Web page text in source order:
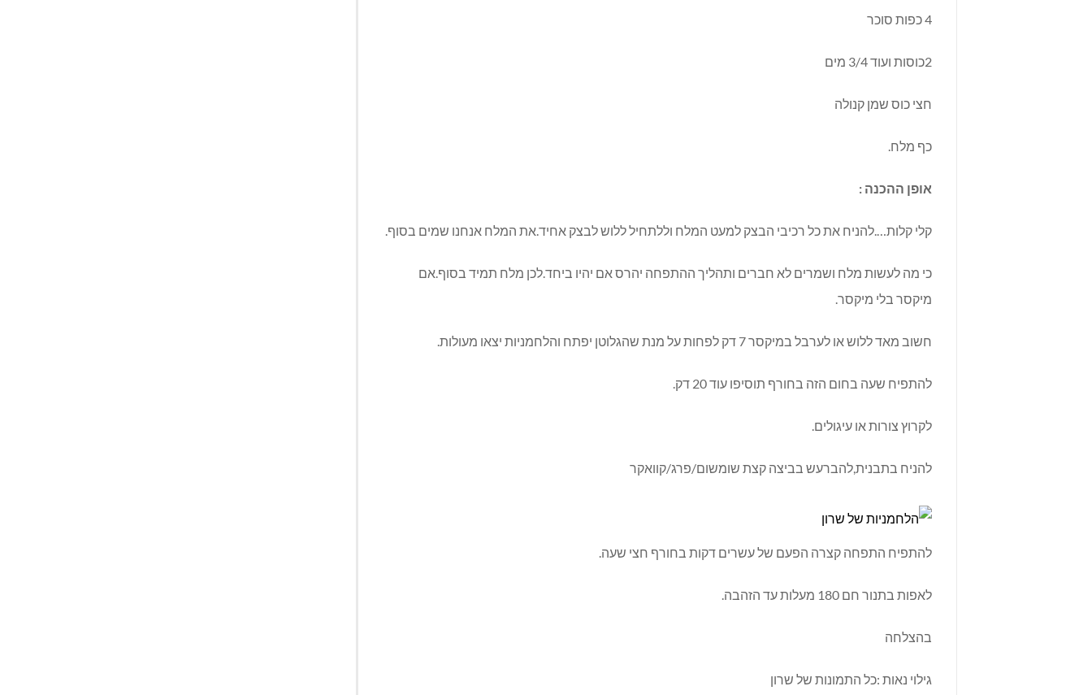
4 כפות סוכר
2כוסות ועוד 3/4 מים
חצי כוס שמן קנולה
כף מלח.
אופן ההכנה :
קלי קלות….להניח את כל רכיבי הבצק למעט המלח וללתחיל ללוש לבצק אחיד.את המלח אנחנו שמים בסוף.
כי מה לעשות מלח ושמרים לא חברים ותהליך ההתפחה יהרס אם יהיו ביחד.לכן מלח תמיד בסוף.אם
מיקסר בלי מיקסר.
חשוב מאד ללוש או לערבל במיקסר 7 דק לפחות על מנת שהגלוטן יפתח והלחמניות יצאו מעולות.
להתפיח שעה בחום הזה בחורף תוסיפו עוד 20 דק.
לקרוץ צורות או עיגולים.
להניח בתבנית,להברעש בביצה קצת שומשום/פרג/קוואקר
להתפיח התפחה קצרה הפעם של עשרים דקות בחורף חצי שעה.
לאפות בתנור חם 180 מעלות עד הזהבה.
בהצלחה
גילוי נאות :כל התמונות של שרון